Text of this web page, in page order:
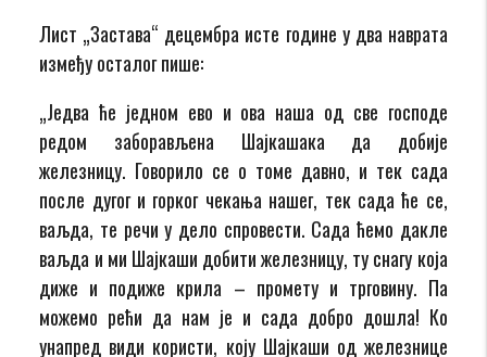
Лист „Застава“ децембра исте године у два наврата
између осталог пише:
„Једва ће једном ево и ова наша од све господе
редом заборављена Шајкашака да добије
железницу. Говорило се о томе давно, и тек сада
после дугог и горког чекања нашег, тек сада ће се,
ваљда, те речи у дело спровести. Сада ћемо дакле
ваљда и ми Шајкаши добити железницу, ту снагу која
диже и подиже крила – промету и трговину. Па
можемо рећи да нам је и сада добро дошла! Ко
унапред види користи, коју Шајкаши од железнице